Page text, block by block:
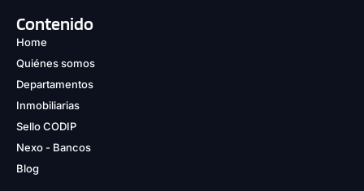
Contenido
Home
Quiénes somos
Departamentos
Inmobiliarias
Sello CODIP
Nexo - Bancos
Blog